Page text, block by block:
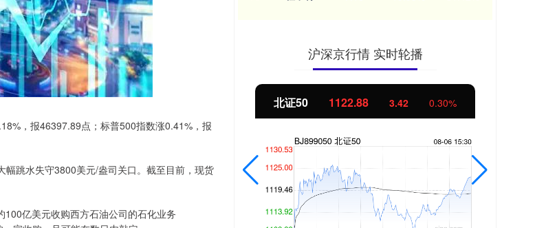
，报46397.89点；标普500指数涨0.41%，报
幅跳水失守3800美元/盎司关口。截至目前，现货
亿美元收购西方石油公司的石化业务
沪深京行情 实时轮播
沪深300 4651.31 北证50 1122.88 3.42 0.30%